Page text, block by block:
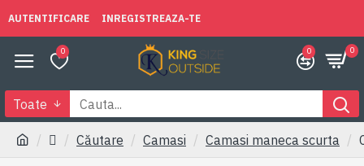
AUTENTIFICARE INREGISTREAZA-TE
0 0 0
Toate
Căutare Camasi Camasi maneca scurta